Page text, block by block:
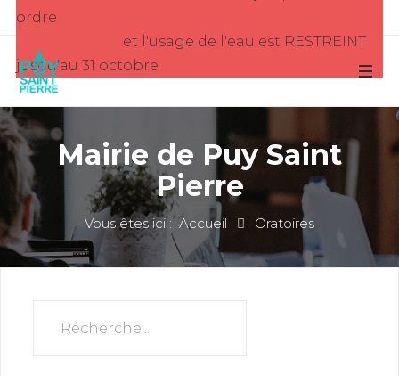
ordre
et l'usage de l'eau est RESTREINT
jusqu'au 31 octobre
Mairie de Puy Saint
Pierre
Vous êtes ici : Accueil Oratoires